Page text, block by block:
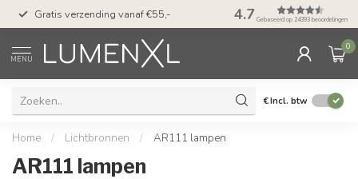
Gratis verzending vanaf €55,- 50 dagen
met Klarna
4.7 Gebaseerd op 24393 beoordelingen
MENU
0
€Incl. btw
Home / Lichtbronnen / AR111 lampen
AR111 lampen